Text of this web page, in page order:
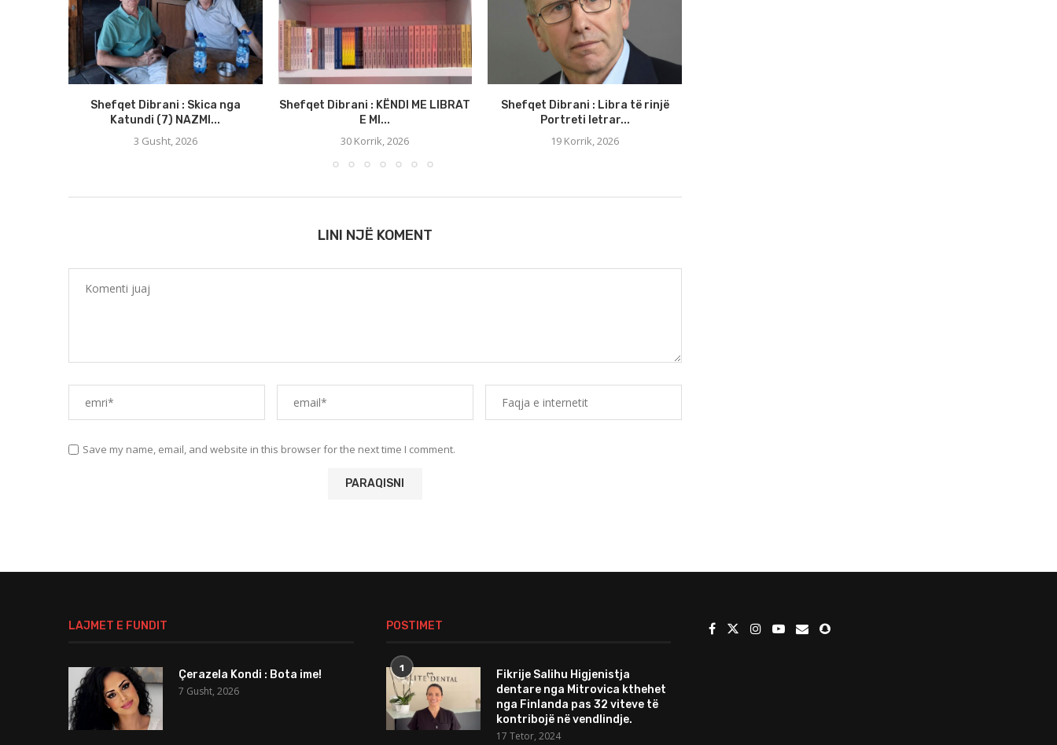
Shefqet Dibrani : Skica nga
Katundi (7) NAZMI...
3 Gusht, 2026
Shefqet Dibrani : KËNDI ME LIBRAT
E MI...
30 Korrik, 2026
Shefqet Dibrani : Libra të rinjë
Portreti letrar...
19 Korrik, 2026
LINI NJË KOMENT
Save my name, email, and website in this browser for the next time I comment.
LAJMET E FUNDIT
Çerazela Kondi : Bota ime!
7 Gusht, 2026
POSTIMET
1
Fikrije Salihu Higjenistja
dentare nga Mitrovica kthehet
nga Finlanda pas 32 viteve të
kontribojë në vendlindje.
17 Tetor, 2024